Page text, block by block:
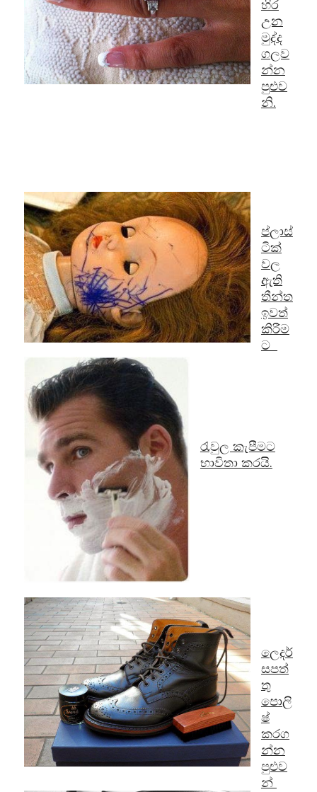
හිර
උන
මුද්ද
ගලව
න්න
පුළුව
නි.
ප්ලාස්
ටික්
වල
ඇති
තීන්ත
ඉවත්
කිරීම
ට
රැවුල කැපීමට
භාවිතා කරයි.
ලෙදර්
සපත්
තු
පොලි
ෂ්
කරග
න්න
පුළුව
න්